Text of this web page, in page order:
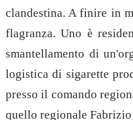
clandestina. A finire in
flagranza. Uno è
smantellamento di
logistica di sigarette
presso il comando
quello regionale